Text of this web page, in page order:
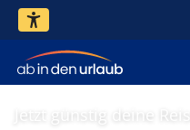
Jetzt günstig deine